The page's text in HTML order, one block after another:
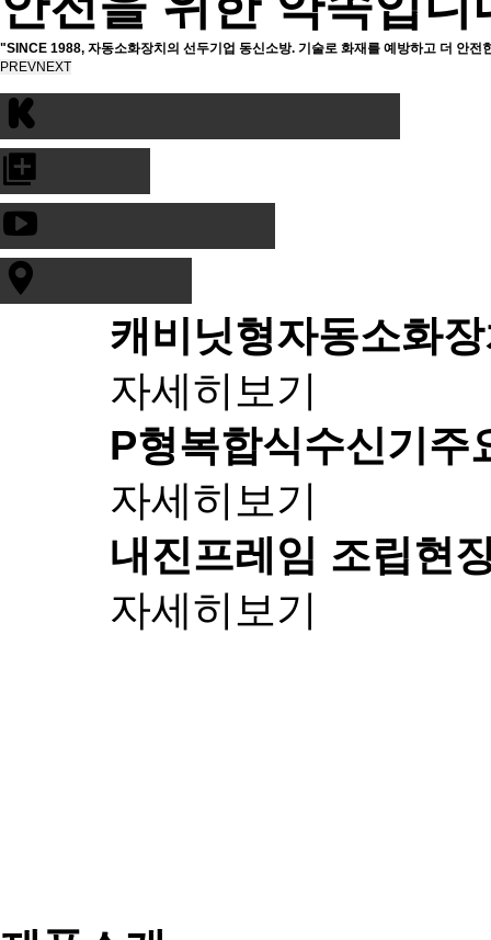
"SINCE 1988, 자동소화장치의 선두기업 동신소방. 기술로 화재를 예방하고 더 안전
PREVNEXT
캐비닛형자동소화
자세히보기
P형복합식수신기 주
자세히보기
내진프레임 조립현
자세히보기